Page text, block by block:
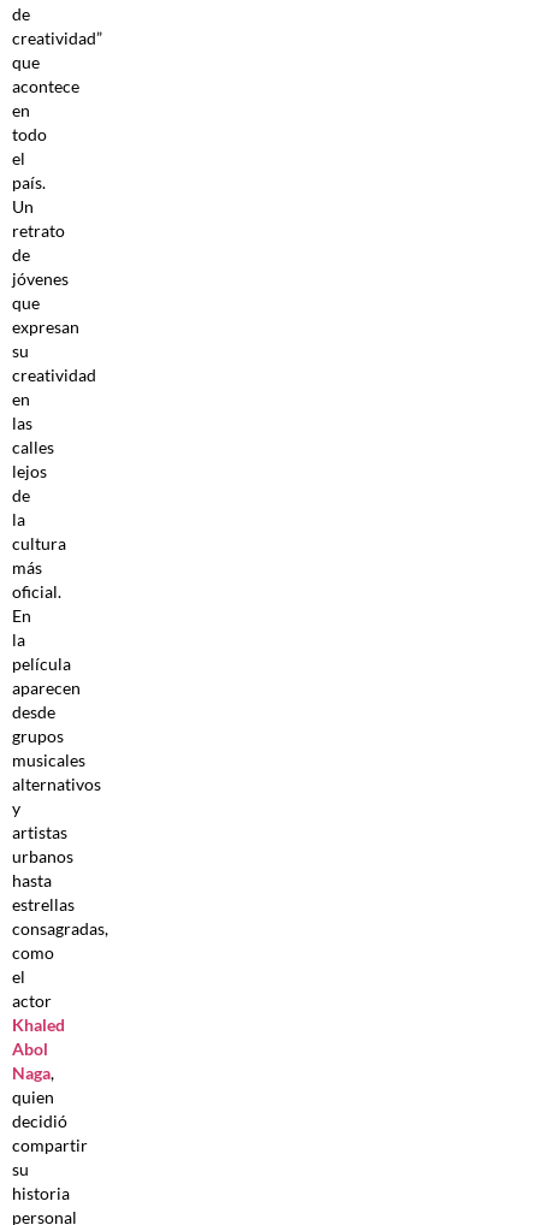
de
creatividad”
que
acontece
en
todo
el
país.
Un
retrato
de
jóvenes
que
expresan
su
creatividad
en
las
calles
lejos
de
la
cultura
más
oficial.
En
la
película
aparecen
desde
grupos
musicales
alternativos
y
artistas
urbanos
hasta
estrellas
consagradas,
como
el
actor
Khaled
Abol
Naga,
quien
decidió
compartir
su
historia
personal